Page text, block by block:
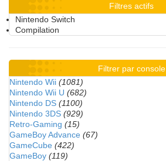
Filtres actifs
Nintendo Switch
Compilation
Filtrer par console
Nintendo Wii (1081)
Nintendo Wii U (682)
Nintendo DS (1100)
Nintendo 3DS (929)
Retro-Gaming (15)
GameBoy Advance (67)
GameCube (422)
GameBoy (119)